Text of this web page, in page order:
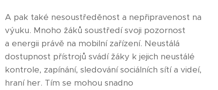
A pak také nesoustředěnost a nepřipravenost na
výuku. Mnoho žáků soustředí svoji pozornost
a energii právě na mobilní zařízení. Neustálá
dostupnost přístrojů svádí žáky k jejich neustálé
kontrole, zapínání, sledování sociálních sítí a videí,
hraní her. Tím se mohou snadno